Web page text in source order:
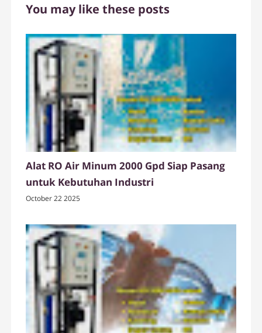
You may like these posts
Alat RO Air Minum 2000 Gpd Siap Pasang
untuk Kebutuhan Industri
October 22 2025